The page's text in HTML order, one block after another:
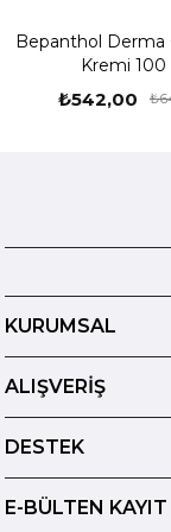
Bepanthol Derma
Kremi 100
₺542,00
KURUMSAL
ALIŞVERİŞ
DESTEK
E-BÜLTEN KAYIT